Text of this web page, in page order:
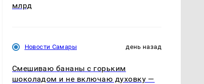
млрд
Новости Самары день назад
Смешиваю бананы с горьким
шоколадом и не включаю духовку —